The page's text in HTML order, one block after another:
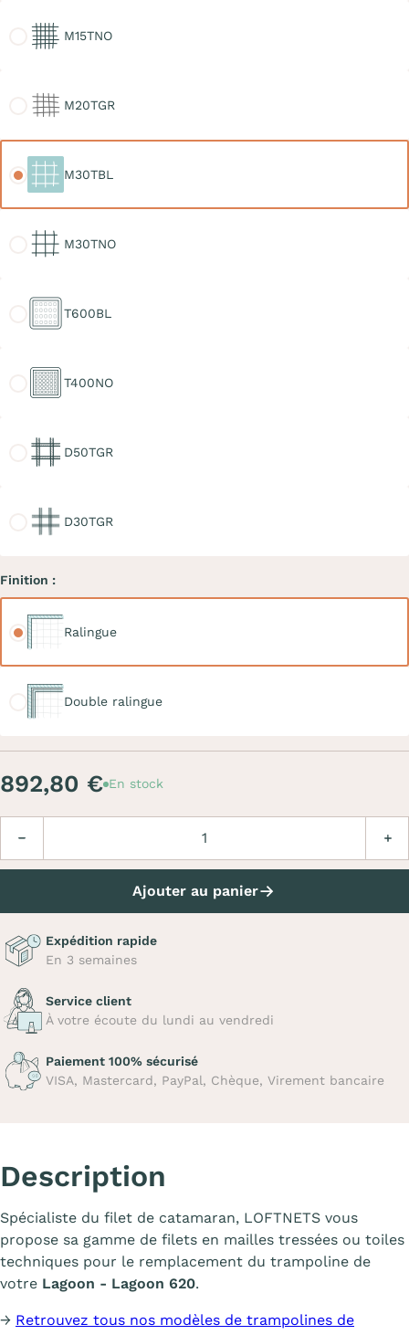
M15TNO
M20TGR
M30TBL
M30TNO
T600BL
T400NO
D50TGR
D30TGR
Finition :
Ralingue
Double ralingue
892,80 € En stock
Ajouter au panier
Expédition rapide
En 3 semaines
Service client
À votre écoute du lundi au vendredi
Paiement 100% sécurisé
VISA, Mastercard, PayPal, Chèque, Virement bancaire
Description
Spécialiste du filet de catamaran, LOFTNETS vous
propose sa gamme de filets en mailles tressées ou toiles
techniques pour le remplacement du trampoline de
votre Lagoon - Lagoon 620.
→ Retrouvez tous nos modèles de trampolines de